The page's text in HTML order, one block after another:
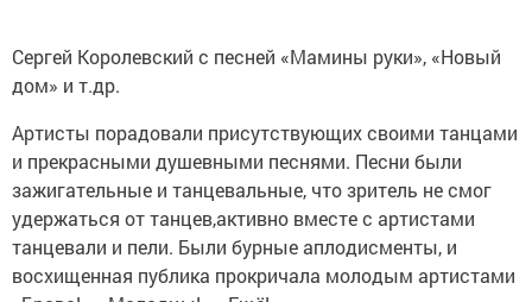
Сергей Королевский с песней «Мамины руки», «Новый
дом» и т.др.
Артисты порадовали присутствующих своими танцами
и прекрасными душевными песнями. Песни были
зажигательные и танцевальные, что зритель не смог
удержаться от танцев,активно вместе с артистами
танцевали и пели. Были бурные аплодисменты, и
восхищенная публика прокричала молодым артистами